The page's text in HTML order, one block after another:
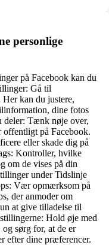
personlige
på Facebook kan du
Gå til
kan du justere,
dine fotos
deler: Tænk nøje over,
på Facebook.
eller skade dig på
Kontroller, hvilke
om de vises på din
under Tidslinje
Vær opmærksom på
der anmoder om
at give tilladelse til
Hold øje med
sørg for, at de er
efter dine præferencer.